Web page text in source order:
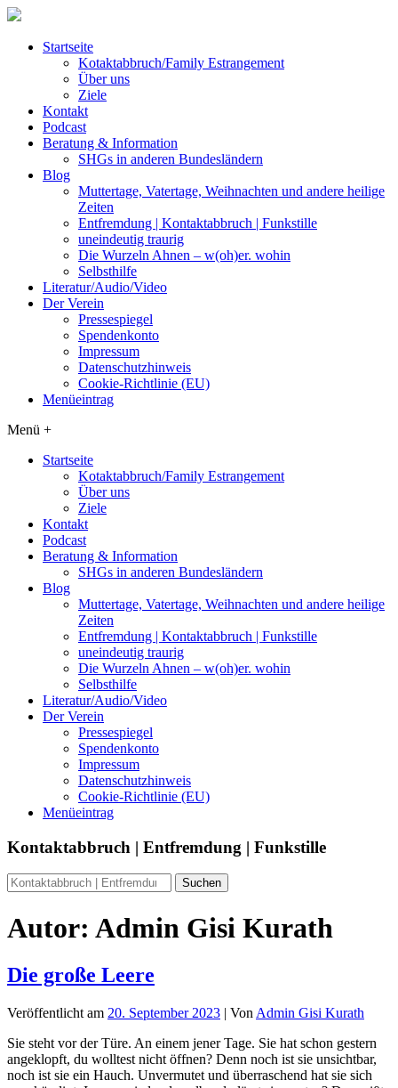
Startseite
Kotaktabbruch/Family Estrangement
Über uns
Ziele
Kontakt
Podcast
Beratung & Information
SHGs in anderen Bundesländern
Blog
Muttertage, Vatertage, Weihnachten und andere heilige
Zeiten
Entfremdung | Kontaktabbruch | Funkstille
uneindeutig traurig
Die Wurzeln Ahnen – w(oh)er. wohin
Selbsthilfe
Literatur/Audio/Video
Der Verein
Pressespiegel
Spendenkonto
Impressum
Datenschutzhinweis
Cookie-Richtlinie (EU)
Menüeintrag
Menü +
Startseite
Kotaktabbruch/Family Estrangement
Über uns
Ziele
Kontakt
Podcast
Beratung & Information
SHGs in anderen Bundesländern
Blog
Muttertage, Vatertage, Weihnachten und andere heilige
Zeiten
Entfremdung | Kontaktabbruch | Funkstille
uneindeutig traurig
Die Wurzeln Ahnen – w(oh)er. wohin
Selbsthilfe
Literatur/Audio/Video
Der Verein
Pressespiegel
Spendenkonto
Impressum
Datenschutzhinweis
Cookie-Richtlinie (EU)
Menüeintrag
Kontaktabbruch | Entfremdung | Funkstille
Autor: Admin Gisi Kurath
Die große Leere
Veröffentlicht am 20. September 2023 | Von Admin Gisi Kurath
Sie steht vor der Türe. An einem jener Tage. Sie hat schon gestern
angeklopft, du wolltest nicht öffnen? Denn noch ist sie unsichtbar,
noch ist sie ein Hauch. Unvermutet und überraschend hat sie sich